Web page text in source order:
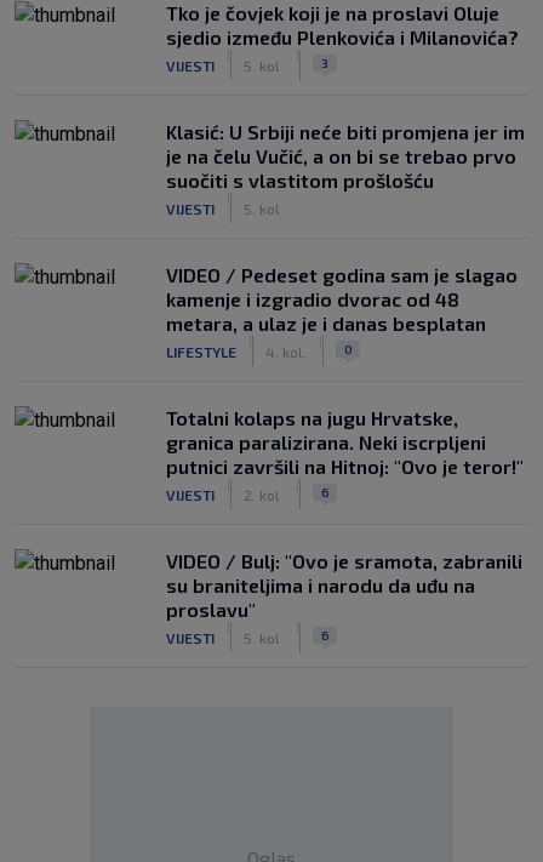
Tko je čovjek koji je na proslavi Oluje
sjedio između Plenkovića i Milanovića?
VIJESTI 5. kol. 3
Klasić: U Srbiji neće biti promjena jer im
je na čelu Vučić, a on bi se trebao prvo
suočiti s vlastitom prošlošću
VIJESTI 5. kol.
VIDEO / Pedeset godina sam je slagao
kamenje i izgradio dvorac od 48
metara, a ulaz je i danas besplatan
LIFESTYLE 4. kol. 0
Totalni kolaps na jugu Hrvatske,
granica paralizirana. Neki iscrpljeni
putnici završili na Hitnoj: "Ovo je teror!"
VIJESTI 2. kol. 6
VIDEO / Bulj: "Ovo je sramota, zabranili
su braniteljima i narodu da uđu na
proslavu"
VIJESTI 5. kol. 6